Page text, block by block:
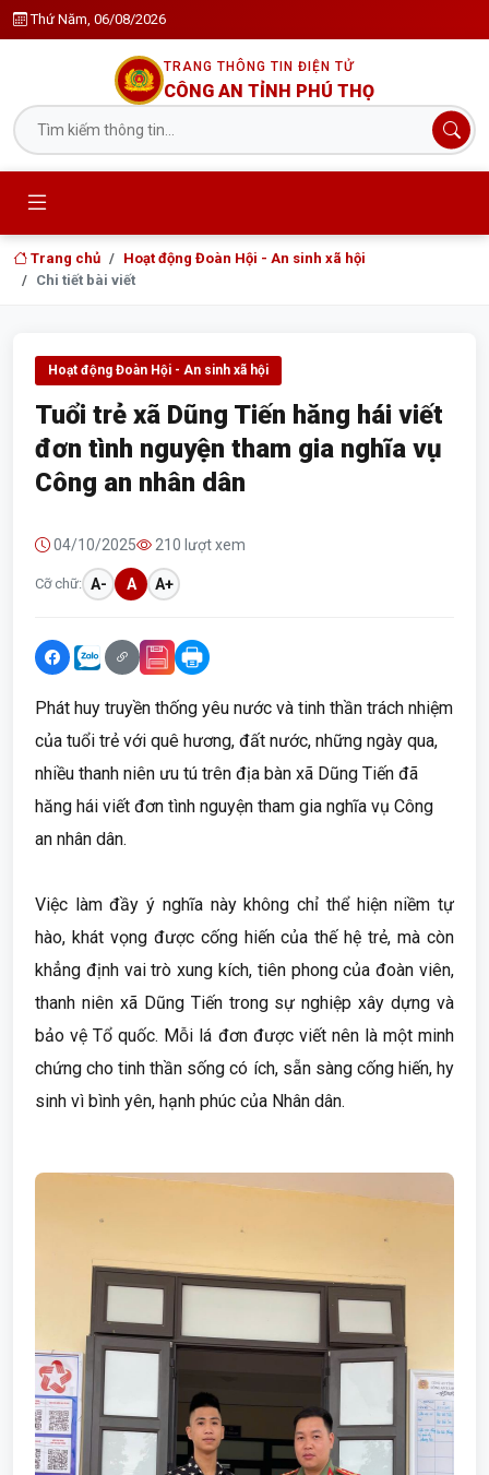
Thứ Năm, 06/08/2026
TRANG THÔNG TIN ĐIỆN TỬ
CÔNG AN TỈNH PHÚ THỌ
Trang chủ
Hoạt động Đoàn Hội - An sinh xã hội
Chi tiết bài viết
Hoạt động Đoàn Hội - An sinh xã hội
Tuổi trẻ xã Dũng Tiến hăng hái viết
đơn tình nguyện tham gia nghĩa vụ
Công an nhân dân
04/10/2025 210 lượt xem
Cỡ chữ: A- A A+
Phát huy truyền thống yêu nước và tinh thần trách nhiệm
của tuổi trẻ với quê hương, đất nước, những ngày qua,
nhiều thanh niên ưu tú trên địa bàn xã Dũng Tiến đã
hăng hái viết đơn tình nguyện tham gia nghĩa vụ Công
an nhân dân.
Việc làm đầy ý nghĩa này không chỉ thể hiện niềm tự
hào, khát vọng được cống hiến của thế hệ trẻ, mà còn
khẳng định vai trò xung kích, tiên phong của đoàn viên,
thanh niên xã Dũng Tiến trong sự nghiệp xây dựng và
bảo vệ Tổ quốc. Mỗi lá đơn được viết nên là một minh
chứng cho tinh thần sống có ích, sẵn sàng cống hiến, hy
sinh vì bình yên, hạnh phúc của Nhân dân.